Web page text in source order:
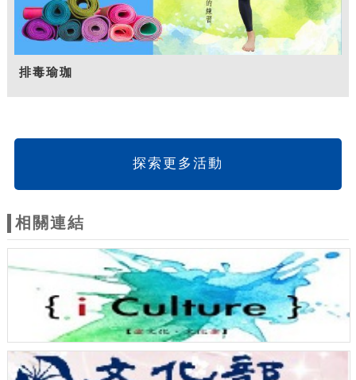
排毒瑜珈
探索更多活動
相關連結